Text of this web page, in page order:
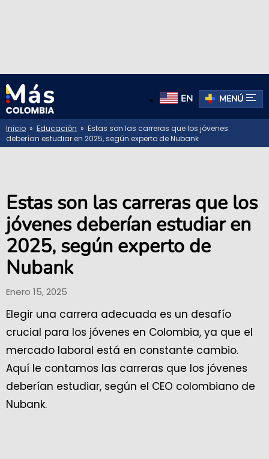
EN MENÚ
Inicio » Educación » Estas son las carreras que los jóvenes
deberían estudiar en 2025, según experto de Nubank
Estas son las carreras que los
jóvenes deberían estudiar en
2025, según experto de
Nubank
Enero 15, 2025
Elegir una carrera adecuada es un desafío
crucial para los jóvenes en Colombia, ya que el
mercado laboral está en constante cambio.
Aquí le contamos las carreras que los jóvenes
deberían estudiar, según el CEO colombiano de
Nubank.